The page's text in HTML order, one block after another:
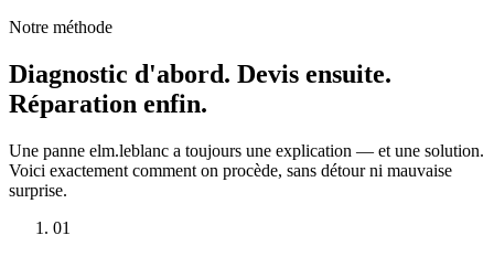
Notre méthode
Diagnostic d'abord. Devis ensuite.
Réparation enfin.
Une panne elm.leblanc a toujours une explication — et une solution.
Voici exactement comment on procède, sans détour ni mauvaise
surprise.
01